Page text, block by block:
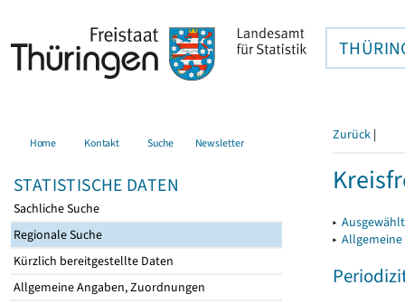
Home Kontakt Suche Newsletter
STATISTISCHE DATEN
Sachliche Suche
Regionale Suche
Kürzlich bereitgestellte Daten
Allgemeine Angaben, Zuordnungen
Zurück |
▸
▸